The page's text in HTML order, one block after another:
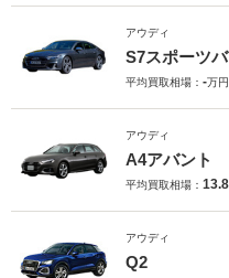
アウディ
S7スポーツ
平均買取相場： -万
アウディ
A4アバント
平均買取相場： 13.8
アウディ
Q2